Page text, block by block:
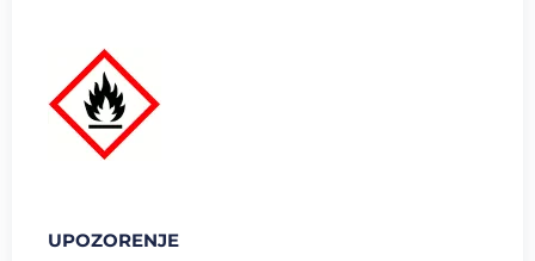
UPOZORENJE